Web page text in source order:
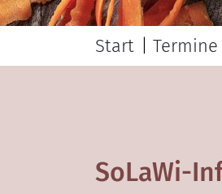
Start Termine
SoLaWi-